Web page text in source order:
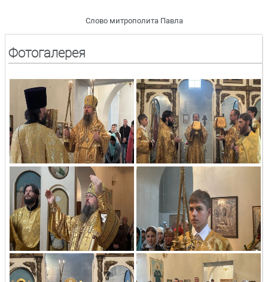
Слово митрополита Павла
Фотогалерея